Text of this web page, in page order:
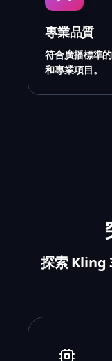
專業品質
符合廣播標準
和專業項目。
探索 Kling